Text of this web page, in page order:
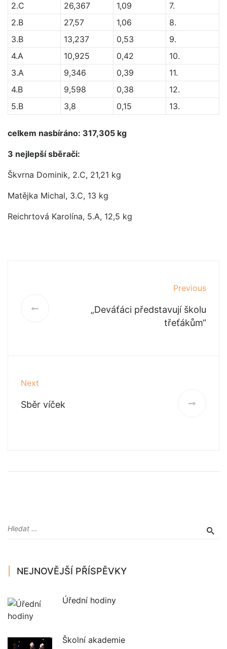
2.C
26,367 1,09
7.
2.B
27,57 1,06
8.
3.B
13,237 0,53
9.
4.A
10,925 0,42
10.
3.A
9,346 0,39
11.
4.B
9,598 0,38
12.
5.B
3,8 0,15 13.
celkem nasbíráno: 317,305 kg
3 nejlepší sběrači:
Škvrna Dominik, 2.C, 21,21 kg
Matějka Michal, 3.C, 13 kg
Reichrtová Karolína, 5.A, 12,5 kg
Previous
„Deváťáci představují školu
třeťákům“
Next
Sběr víček
NEJNOVĚJŠÍ PŘÍSPĚVKY
Úřední hodiny
Školní akademie